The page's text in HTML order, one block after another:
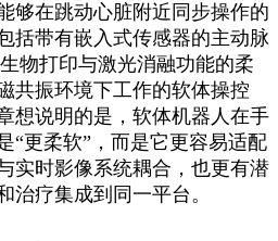
够在跳动心脏附近同步操作的
括带有嵌入式传感器的主动脉
物打印与激光消融功能的柔
共振环境下工作的软体操控
想说明的是，软体机器人在手
“更柔软”，而是它更容易适配
实时影像系统耦合，也更有潜
治疗集成到同一平台。